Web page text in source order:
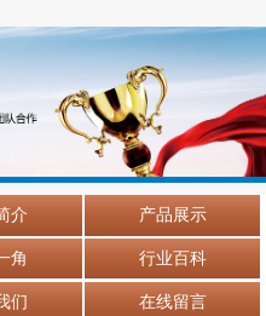
介 产品展示
角 行业百科
们 在线留言